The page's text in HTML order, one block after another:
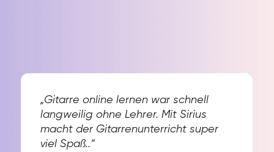
„Gitarre online lernen war schnell
langweilig ohne Lehrer. Mit Sirius
macht der Gitarrenunterricht super
viel Spaß..“